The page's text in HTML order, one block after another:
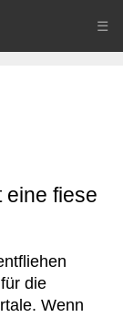
☰
eine fiese
die
Wenn